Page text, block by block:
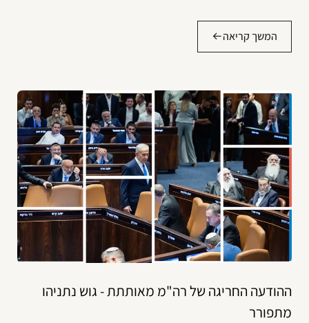
המשך קריאה
ההודעה החריגה של רה"מ מאותתת - גוש נתניהו
מתפורר